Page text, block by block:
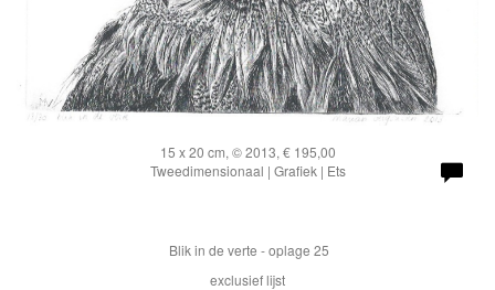
15 x 20 cm, © 2013, € 195,00
Tweedimensionaal | Grafiek | Ets
Blik in de verte - oplage 25
exclusief lijst